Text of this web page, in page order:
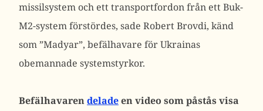
missilsystem och ett transportfordon från ett Buk-
M2-system förstördes, sade Robert Brovdi, känd
som ”Madyar”, befälhavare för Ukrainas
obemannade systemstyrkor.
Befälhavarendeladeen video som påstås visa